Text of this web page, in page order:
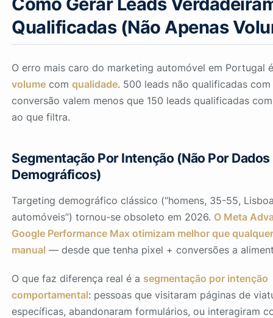
Qualificadas (Não Apenas
O erro mais caro do marketing automóvel em Portugal
volume comqualidade. 500 leads não qualificadas com
conversão valem menos que 150 leads qualificadas
ao que filtra.
Segmentação Por Intenção (Não Por Dados
Demográficos)
Targeting demográfico clássico (“homens, 35-55,
automóveis”) tornou-se obsoleto em 2026. O Meta
Google Performance Max otimizam melhor que
manual — desde que tenha pixel + conversões a
O que faz diferença real é a segmentação por intenção
comportamental: pessoas que visitaram páginas de
específicas, abandonaram formulários, ou interagiram